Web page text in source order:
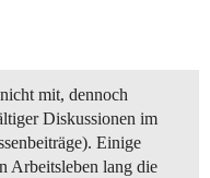
mit, dennoch
Diskussionen im
Einige
Arbeitsleben lang die